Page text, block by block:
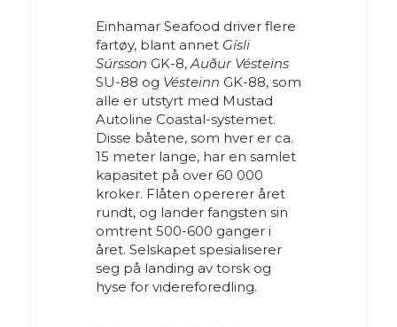
Einhamar Seafood driver flere
fartøy, blant annet Gísli
Súrsson GK-8, Auður Vésteins
SU-88 og Vésteinn GK-88, som
alle er utstyrt med Mustad
Autoline Coastal-systemet.
Disse båtene, som hver er ca.
15 meter lange, har en samlet
kapasitet på over 60 000
kroker. Flåten opererer året
rundt, og lander fangsten sin
omtrent 500-600 ganger i
året. Selskapet spesialiserer
seg på landing av torsk og
hyse for videreforedling.